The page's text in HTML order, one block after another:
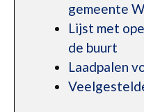
gemeente
Lijst met
de buurt
Laadpalen